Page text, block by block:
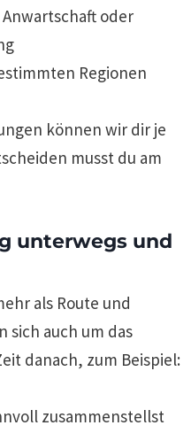
oder
Regionen
können wir dir je
musst du am
unterwegs und
als Route und
sich auch um das
danach, zum Beispiel:
zusammenstellst